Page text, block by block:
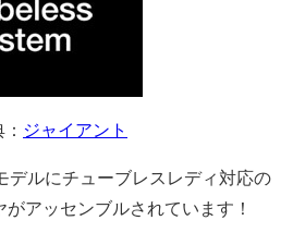
ジャイアント
デルにチューブレスレディ対応の
アッセンブルされています！